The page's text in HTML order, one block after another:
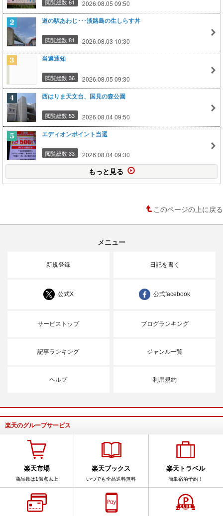
閲覧総数 61 2026.08.05 09:50
道の駅あわじ･･･淡路島の生しらす丼
閲覧総数 81 2026.08.03 10:30
当選通知
閲覧総数 36 2026.08.05 09:30
西はりま天文台、国見の森公園
閲覧総数 53 2026.08.04 09:50
エディオンポイント当選
閲覧総数 33 2026.08.04 09:30
もっと見る
このページの上に戻る
メニュー
新規登録 日記を書く
公式X 公式facebook
サービストップ ブログランキング
記事ランキング ジャンル一覧
ヘルプ 利用規約
楽天のグループサービス
楽天市場
商品数は1億点以上
楽天ブックス
いつでも全品送料無料
楽天トラベル
簡単宿泊予約！